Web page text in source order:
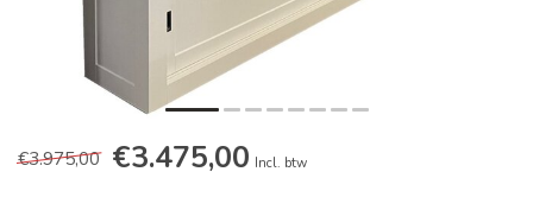
€3.975,00 €3.475,00 Incl. btw